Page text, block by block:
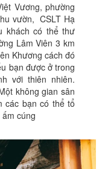
Vương, phường
vườn, CSLT Hạ
khách có thể thư
Lâm Viên 3 km
Khương cách đó
bạn được ở trong
với thiên nhiên.
không gian sân
các bạn có thể tổ
cúng